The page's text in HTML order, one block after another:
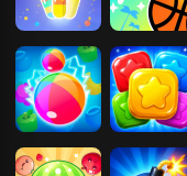
倒水大师 疯狂灌篮
水果消消乐 消灭星星2